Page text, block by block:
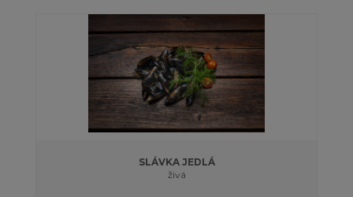
SLÁVKA JEDLÁ
živá